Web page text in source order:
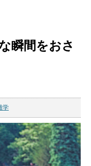
瞬間をおさ
学